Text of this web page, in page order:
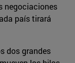
negociaciones
país tirará
dos grandes